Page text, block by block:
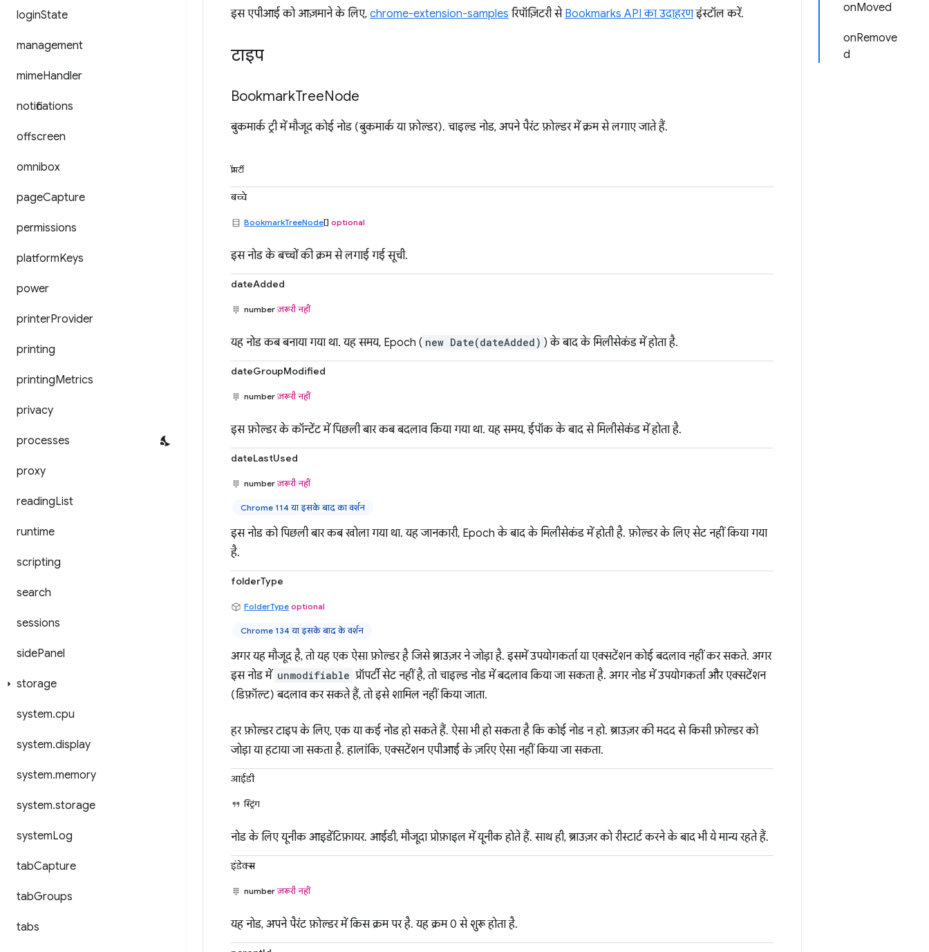
loginState
management
mimeHandler
notifications
offscreen
omnibox
pageCapture
permissions
platformKeys
power
printerProvider
printing
printingMetrics
privacy
processes
proxy
readingList
runtime
scripting
search
sessions
sidePanel
storage
system.cpu
system.display
system.memory
system.storage
systemLog
tabCapture
tabGroups
tabs
onMoved
onRemove
d
इस एपीआई को आज़माने के लिए, chrome-extension-samples रिपॉज़िटरी से Bookmarks API का उदाहरणइंस्टॉल करें.
टाइप
BookmarkTreeNode
बुकमार्क ट्री में मौजूद कोई नोड (बुकमार्क या फ़ोल्डर). चाइल्ड नोड, अपने पैरंट फ़ोल्डर में क्रम से लगाए जाते हैं.
प्रॉपर्टी
बच्चे
BookmarkTreeNode[] optional
इस नोड के बच्चों की क्रम से लगाई गई सूची.
dateAdded
numberज़रूरी नहीं
यह नोड कब बनाया गया था. यह समय, Epoch ( new Date(dateAdded) ) के बाद के मिलीसेकंड में होता है.
dateGroupModified
numberज़रूरी नहीं
इस फ़ोल्डर के कॉन्टेंट में पिछली बार कब बदलाव किया गया था. यह समय, ईपॉक के बाद से मिलीसेकंड में होता है.
dateLastUsed
numberज़रूरी नहीं
Chrome 114 या इसके बाद का वर्शन
इस नोड को पिछली बार कब खोला गया था. यह जानकारी, Epoch के बाद के मिलीसेकंड में होती है. फ़ोल्डर के लिए सेट नहीं किया गया
है.
folderType
FolderType optional
Chrome 134 या इसके बाद के वर्शन
अगर यह मौजूद है, तो यह एक ऐसा फ़ोल्डर है जिसे ब्राउज़र ने जोड़ा है. इसमें उपयोगकर्ता या एक्सटेंशन कोई बदलाव नहीं कर सकते. अगर
इस नोड में unmodifiable प्रॉपर्टी सेट नहीं है, तो चाइल्ड नोड में बदलाव किया जा सकता है. अगर नोड में उपयोगकर्ता और एक्सटेंशन
(डिफ़ॉल्ट) बदलाव कर सकते हैं, तो इसे शामिल नहीं किया जाता.
हर फ़ोल्डर टाइप के लिए, एक या कई नोड हो सकते हैं. ऐसा भी हो सकता है कि कोई नोड न हो. ब्राउज़र की मदद से किसी फ़ोल्डर को
जोड़ा या हटाया जा सकता है. हालांकि, एक्सटेंशन एपीआई के ज़रिए ऐसा नहीं किया जा सकता.
आईडी
स्ट्रिंग
नोड के लिए यूनीक आइडेंटिफ़ायर. आईडी, मौजूदा प्रोफ़ाइल में यूनीक होते हैं. साथ ही, ब्राउज़र को रीस्टार्ट करने के बाद भी ये मान्य रहते हैं.
इंडेक्स
numberज़रूरी नहीं
यह नोड, अपने पैरंट फ़ोल्डर में किस क्रम पर है. यह क्रम 0 से शुरू होता है.